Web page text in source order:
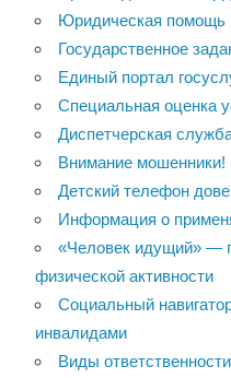
Юридическая помощь
Государственное
Единый портал
Специальная оценка
Диспетчерская
Внимание мошенники!
Детский телефон
Информация о
«Человек идущий» —
физической активности
Социальный
инвалидами
Виды